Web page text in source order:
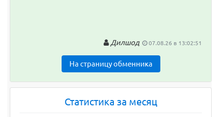
Дилшод 07.08.26 в 13:02:51
На страницу обменника
Статистика за месяц